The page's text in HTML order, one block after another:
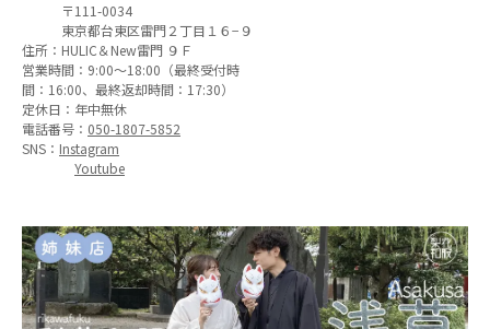
住所：
〒111-0034
東京都台東区雷門２丁目１６−９
HULIC＆New雷門 ９Ｆ
営業時間：9:00〜18:00（最終受付時
間：16:00、最終返却時間：17:30）
定休日：年中無休
電話番号： 050-1807-5852
SNS： Instagram
Youtube